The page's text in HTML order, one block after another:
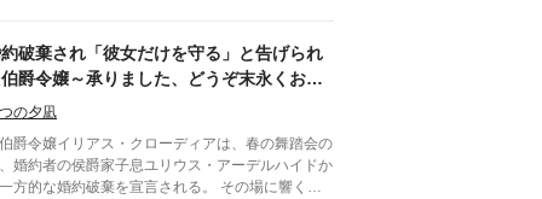
を傍に置きたいのなら好きにすればいいわ。
破棄され「彼女だけを守る」と告げられ
爵令嬢～承りました、どうぞ末永くお幸
！ 婚約破棄を止める？ いえ、お断り
の夕凪
令嬢イリアス・クローディアは、春の舞踏会の
婚約者の侯爵家子息ユリウス・アーデルハイドか
方的な婚約破棄を宣言される。 その場に響くの